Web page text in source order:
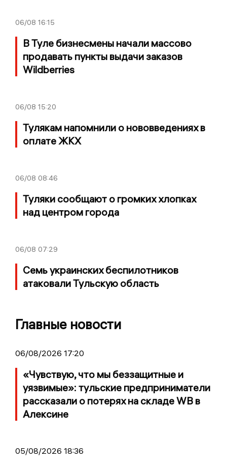
06/08 16:15
В Туле бизнесмены начали массово
продавать пункты выдачи заказов
Wildberries
06/08 15:20
Тулякам напомнили о нововведениях в
оплате ЖКХ
06/08 08:46
Туляки сообщают о громких хлопках
над центром города
06/08 07:29
Семь украинских беспилотников
атаковали Тульскую область
Главные новости
06/08/2026 17:20
«Чувствую, что мы беззащитные и
уязвимые»: тульские предприниматели
рассказали о потерях на складе WB в
Алексине
05/08/2026 18:36